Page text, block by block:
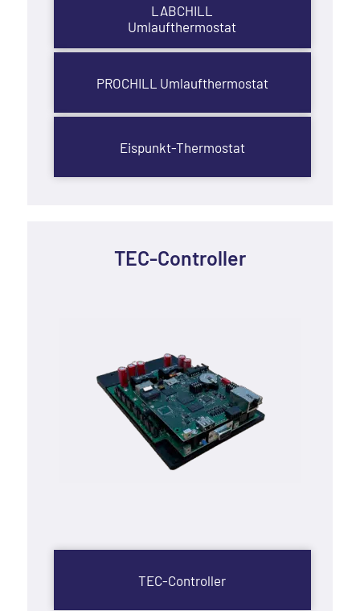
LABCHILL
Umlaufthermostat
PROCHILL Umlaufthermostat
Eispunkt-Thermostat
TEC-Controller
TEC-Controller